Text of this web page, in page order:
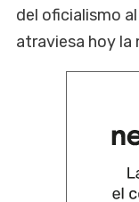
del oficialismo
atraviesa hoy la